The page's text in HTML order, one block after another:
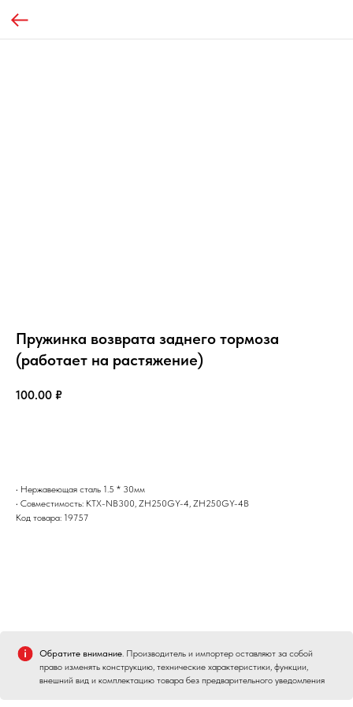
Пружинка возврата заднего тормоза
(работает на растяжение)
100.00 ₽
• Нержавеющая сталь 1.5 * 30мм
• Совместимость: KTX-NB300, ZH250GY-4, ZH250GY-4B
Код товара: 19757
Обратите внимание. Производитель и импортер оставляют за собой
право изменять конструкцию, технические характеристики, функции,
внешний вид и комплектацию товара без предварительного уведомления